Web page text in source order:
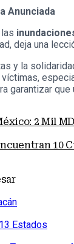
Anunciada
deja una
y la
garantizar que
2 Mil
10
Estados